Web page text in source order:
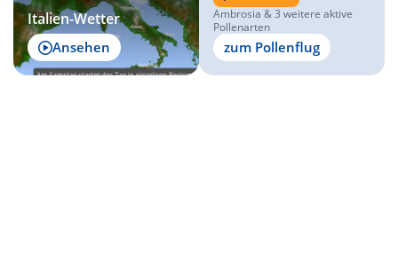
Italien-Wetter
Ansehen
Ambrosia & 3 weitere aktive
Pollenarten
zum Pollenflug